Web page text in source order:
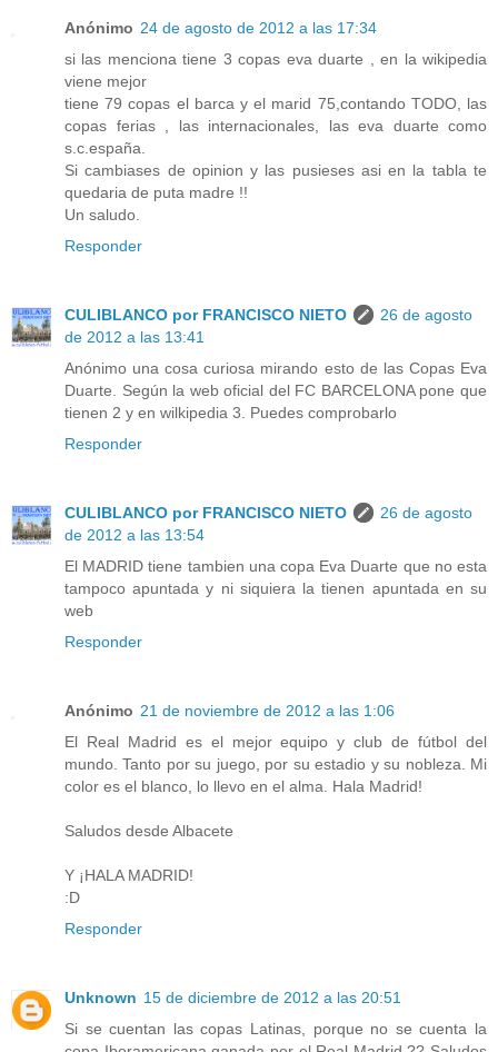
Anónimo 24 de agosto de 2012 a las 17:34
si las menciona tiene 3 copas eva duarte , en la wikipedia
viene mejor
tiene 79 copas el barca y el marid 75,contando TODO, las
copas ferias , las internacionales, las eva duarte como
s.c.españa.
Si cambiases de opinion y las pusieses asi en la tabla te
quedaria de puta madre !!
Un saludo.
Responder
CULIBLANCO por FRANCISCO NIETO
26 de agosto
de 2012 a las 13:41
Anónimo una cosa curiosa mirando esto de las Copas Eva
Duarte. Según la web oficial del FC BARCELONA pone que
tienen 2 y en wilkipedia 3. Puedes comprobarlo
Responder
CULIBLANCO por FRANCISCO NIETO
26 de agosto
de 2012 a las 13:54
El MADRID tiene tambien una copa Eva Duarte que no esta
tampoco apuntada y ni siquiera la tienen apuntada en su
web
Responder
Anónimo 21 de noviembre de 2012 a las 1:06
El Real Madrid es el mejor equipo y club de fútbol del
mundo. Tanto por su juego, por su estadio y su nobleza. Mi
color es el blanco, lo llevo en el alma. Hala Madrid!
Saludos desde Albacete
Y ¡HALA MADRID!
:D
Responder
Unknown 15 de diciembre de 2012 a las 20:51
Si se cuentan las copas Latinas, porque no se cuenta la